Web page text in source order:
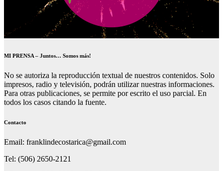
MI PRENSA – Juntos… Somos más!
No se autoriza la reproducción textual de nuestros contenidos. Solo
impresos, radio y televisión, podrán utilizar nuestras informaciones.
Para otras publicaciones, se permite por escrito el uso parcial. En
todos los casos citando la fuente.
Contacto
Email: franklindecostarica@gmail.com
Tel: (506) 2650-2121